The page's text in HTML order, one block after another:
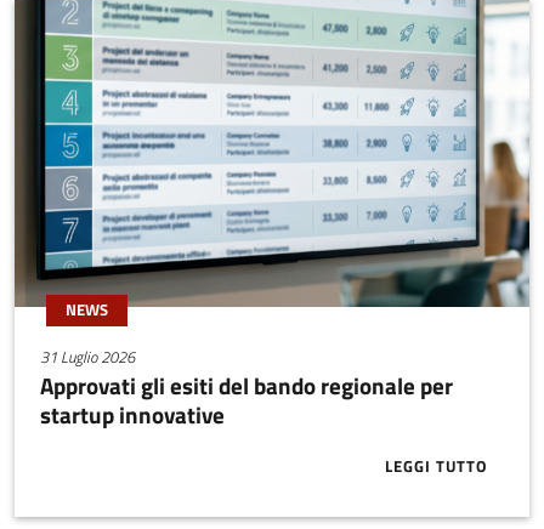
NEWS
31 Luglio 2026
Approvati gli esiti del bando regionale per
startup innovative
LEGGI TUTTO
ABOUT